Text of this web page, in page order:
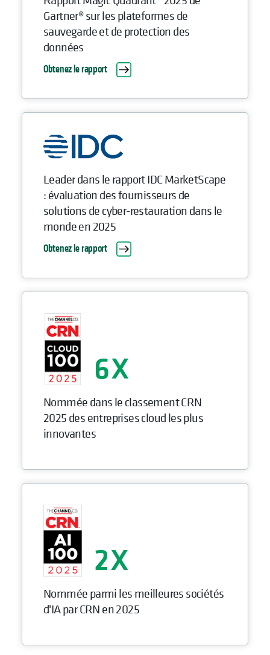
Gartner® sur les plateformes de
sauvegarde et de protection des
données
Obtenez le rapport
Leader dans le rapport IDC MarketScape
: évaluation des fournisseurs de
solutions de cyber-restauration dans le
monde en 2025
Obtenez le rapport
6
Nommée dans le classement CRN
2025 des entreprises cloud les plus
innovantes
2
Nommée parmi les meilleures sociétés
d'IA par CRN en 2025